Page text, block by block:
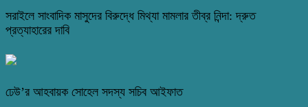
সরাইলে সাংবাদিক মাসুদের বিরুদ্ধে মিথ্যা মামলার তীব্র নিন্দা: দ্রুত
প্রত্যাহারের দাবি
ঢেউ’র আহবায়ক সোহেল সদস্য সচিব আইফাত